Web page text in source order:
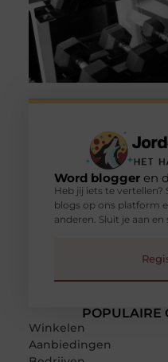
POPULAIRE
Winkelen
Aanbiedingen
Word bloggeren
Heb jij iets te
blogs op ons platform
anderen. Sluit je aan